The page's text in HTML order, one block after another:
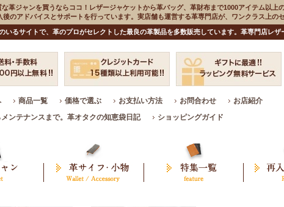
革ジャンを買うならココ！レザージャケットから革バッグ、革財布まで1000アイテム以上
のアドバイスとサポートを行っています。実店舗も運営する革専門店が、ワンクラス上の
いるサイトで、革のプロがセレクトした最良の革製品を多数販売しています。革専門店レザ
商品一覧 価格で選ぶ お支払い方法 お問合わせ
お店紹介
ンテナンスまで。革オタクの知恵袋日記
ショッピングガイド